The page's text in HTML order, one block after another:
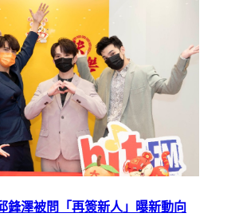
鋒澤被問「再簽新人」曝新動向